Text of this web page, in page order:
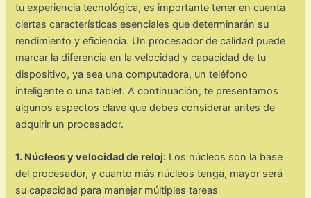
tu experiencia tecnológica, es importante tener en cuenta
ciertas características esenciales que determinarán su
rendimiento y eficiencia. Un procesador de calidad puede
marcar la diferencia en la velocidad y capacidad de tu
dispositivo, ya sea una computadora, un teléfono
inteligente o una tablet. A continuación, te presentamos
algunos aspectos clave que debes considerar antes de
adquirir un procesador.
1. Núcleos y velocidad de reloj: Los núcleos son la base
del procesador, y cuanto más núcleos tenga, mayor será
su capacidad para manejar múltiples tareas